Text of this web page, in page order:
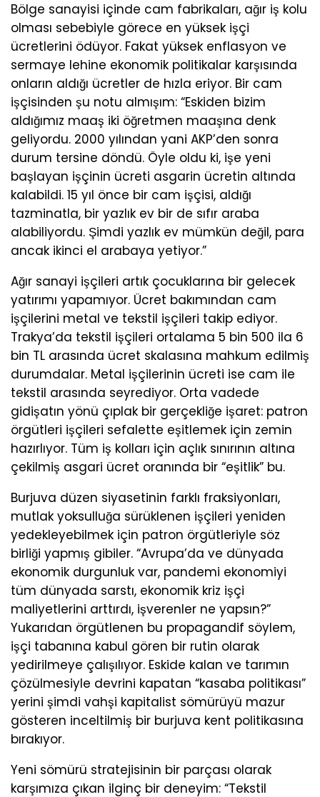
Bölge sanayisi içinde cam fabrikaları, ağır iş kolu
olması sebebiyle görece en yüksek işçi
ücretlerini ödüyor. Fakat yüksek enflasyon ve
sermaye lehine ekonomik politikalar karşısında
onların aldığı ücretler de hızla eriyor. Bir cam
işçisinden şu notu almışım: “Eskiden bizim
aldığımız maaş iki öğretmen maaşına denk
geliyordu. 2000 yılından yani AKP’den sonra
durum tersine döndü. Öyle oldu ki, işe yeni
başlayan işçinin ücreti asgarin ücretin altında
kalabildi. 15 yıl önce bir cam işçisi, aldığı
tazminatla, bir yazlık ev bir de sıfır araba
alabiliyordu. Şimdi yazlık ev mümkün değil, para
ancak ikinci el arabaya yetiyor.”
Ağır sanayi işçileri artık çocuklarına bir gelecek
yatırımı yapamıyor. Ücret bakımından cam
işçilerini metal ve tekstil işçileri takip ediyor.
Trakya’da tekstil işçileri ortalama 5 bin 500 ila 6
bin TL arasında ücret skalasına mahkum edilmiş
durumdalar. Metal işçilerinin ücreti ise cam ile
tekstil arasında seyrediyor. Orta vadede
gidişatın yönü çıplak bir gerçekliğe işaret: patron
örgütleri işçileri sefalette eşitlemek için zemin
hazırlıyor. Tüm iş kolları için açlık sınırının altına
çekilmiş asgari ücret oranında bir “eşitlik” bu.
Burjuva düzen siyasetinin farklı fraksiyonları,
mutlak yoksulluğa sürüklenen işçileri yeniden
yedekleyebilmek için patron örgütleriyle söz
birliği yapmış gibiler. “Avrupa’da ve dünyada
ekonomik durgunluk var, pandemi ekonomiyi
tüm dünyada sarstı, ekonomik kriz işçi
maliyetlerini arttırdı, işverenler ne yapsın?”
Yukarıdan örgütlenen bu propagandif söylem,
işçi tabanına kabul gören bir rutin olarak
yedirilmeye çalışılıyor. Eskide kalan ve tarımın
çözülmesiyle devrini kapatan “kasaba politikası”
yerini şimdi vahşi kapitalist sömürüyü mazur
gösteren inceltilmiş bir burjuva kent politikasına
bırakıyor.
Yeni sömürü stratejisinin bir parçası olarak
karşımıza çıkan ilginç bir deneyim: “Tekstil